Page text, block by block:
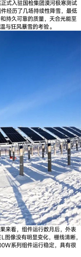
式入驻国检集团漠河极寒测试
经历了几场持续性降雪，最低
持久可靠的质量，天合光能至
与狂风暴雪的考验。
来看，组件运行数月后，外表
像没有明显变化，栅线清晰，
系列组件运行稳定，具有很